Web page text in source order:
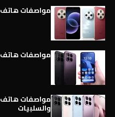
مواصفات هاتف Xiaomi Redmi 17C كاملة
مواصفات هاتف Xiaomi 17T Pro كاملة
والسلبيات